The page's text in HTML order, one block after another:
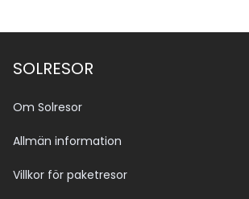
SOLRESOR
Om Solresor
Allmän information
Villkor för paketresor